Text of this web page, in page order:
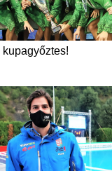
kupagyőztes!